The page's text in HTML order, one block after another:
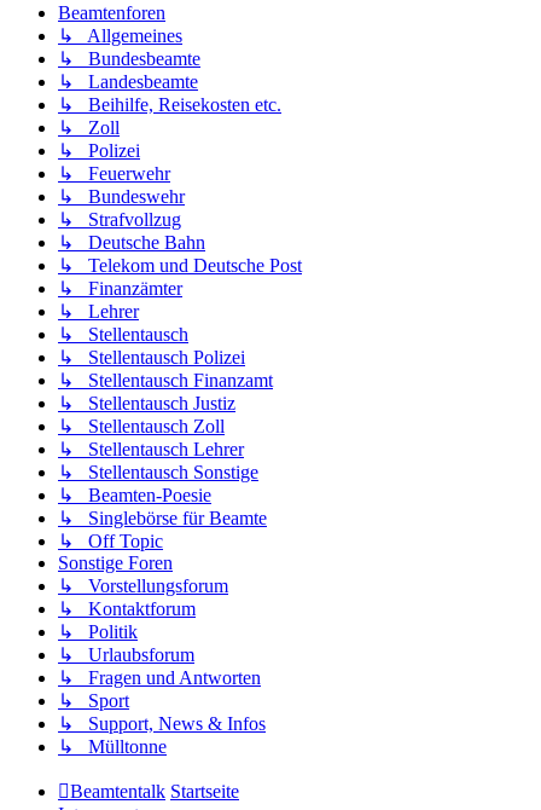
Beamtenforen
↳ Allgemeines
↳ Bundesbeamte
↳ Landesbeamte
↳ Beihilfe, Reisekosten etc.
↳ Zoll
↳ Polizei
↳ Feuerwehr
↳ Bundeswehr
↳ Strafvollzug
↳ Deutsche Bahn
↳ Telekom und Deutsche Post
↳ Finanzämter
↳ Lehrer
↳ Stellentausch
↳ Stellentausch Polizei
↳ Stellentausch Finanzamt
↳ Stellentausch Justiz
↳ Stellentausch Zoll
↳ Stellentausch Lehrer
↳ Stellentausch Sonstige
↳ Beamten-Poesie
↳ Singlebörse für Beamte
↳ Off Topic
Sonstige Foren
↳ Vorstellungsforum
↳ Kontaktforum
↳ Politik
↳ Urlaubsforum
↳ Fragen und Antworten
↳ Sport
↳ Support, News & Infos
↳ Mülltonne
Beamtentalk Startseite